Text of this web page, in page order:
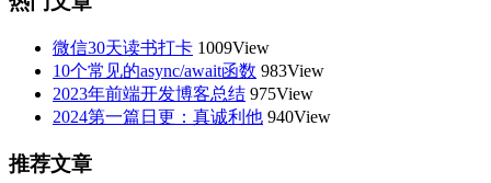
微信30天读书打卡 1009View
10个常见的async/await函数 983View
2023年前端开发博客总结 975View
2024第一篇日更：真诚利他 940View
推荐文章